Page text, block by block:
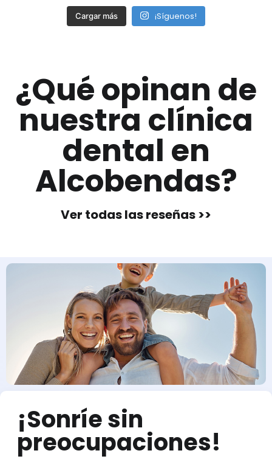
Cargar más ¡Síguenos!
¿Qué opinan de
nuestra clínica
dental en
Alcobendas?
Ver todas las reseñas >>
¡Sonríe sin
preocupaciones!